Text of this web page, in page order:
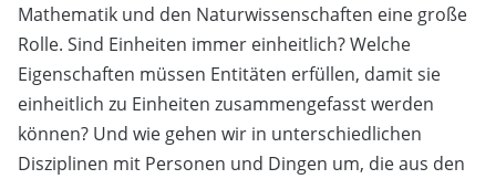
Mathematik und den Naturwissenschaften eine große
Rolle. Sind Einheiten immer einheitlich? Welche
Eigenschaften müssen Entitäten erfüllen, damit sie
einheitlich zu Einheiten zusammengefasst werden
können? Und wie gehen wir in unterschiedlichen
Disziplinen mit Personen und Dingen um, die aus den